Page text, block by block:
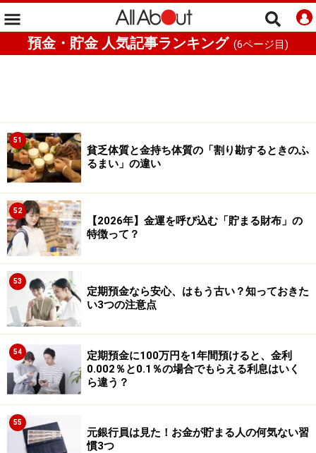
預金・貯金 人気記事ランキング (6ページ目)
51
貧乏体質と金持ち体質の「割り勘するときのふ
るまい」の違い
52
【2026年】金運を呼び込む「貯まる財布」の
特徴って？
53
定期預金なら安心、はもう古い？知っておきた
い3つの注意点
54
定期預金に100万円を1年間預けると、金利
0.002％と0.1％の場合でもらえる利息はいく
ら違う？
55
元銀行員は見た！お金が貯まる人の何気ない習
慣3つ